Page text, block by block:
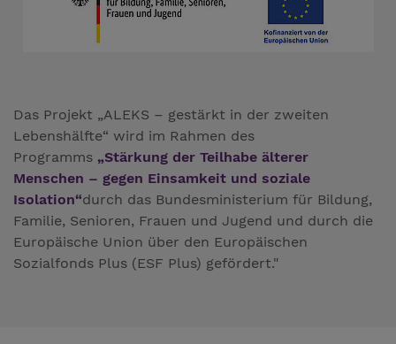
Das Projekt „ALEKS – gestärkt in der zweiten
Lebenshälfte“ wird im Rahmen des
Programms „Stärkung der Teilhabe älterer
Menschen – gegen Einsamkeit und soziale
Isolation“durch das Bundesministerium für Bildung,
Familie, Senioren, Frauen und Jugend und durch die
Europäische Union über den Europäischen
Sozialfonds Plus (ESF Plus) gefördert."